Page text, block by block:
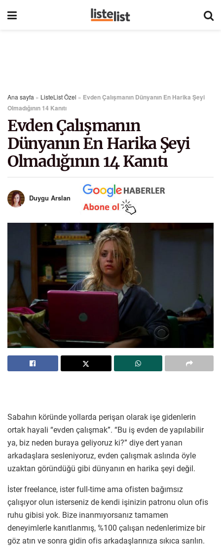
Ana sayfa » ListeList Özel » Evden Çalışmanın Dünyanın En Harika Şeyi
Olmadığının 14 Kanıtı
Evden Çalışmanın
Dünyanın En Harika Şeyi
Olmadığının 14 Kanıtı
Duygu Arslan
Sabahın köründe yollarda perişan olarak işe gidenlerin
ortak hayali “evden çalışmak”. “Bu iş evden de yapılabilir
ya, biz neden buraya geliyoruz ki?” diye dert yanan
arkadaşlara sesleniyoruz, evden çalışmak aslında öyle
uzaktan göründüğü gibi dünyanın en harika şeyi değil.
İster freelance, ister full-time ama ofisten bağımsız
çalışıyor olun isterseniz de kendi işinizin patronu olun ofis
ruhu gibisi yok. Bize inanmıyorsanız tamamen
deneyimlerle kanıtlanmış, %100 çalışan nedenlerimize bir
göz atın ve sonra gidin ofis arkadaşlarınıza sıkıca sarılın.